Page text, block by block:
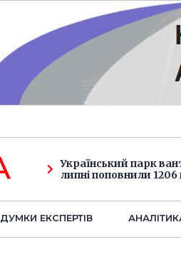
Український парк
липні поповнили
ДУМКИ ЕКСПЕРТIВ